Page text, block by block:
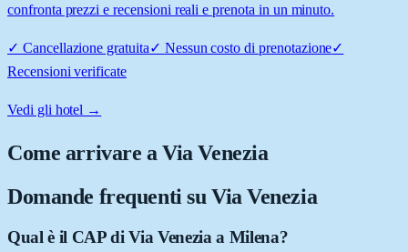
confronta prezzi e recensioni reali e prenota in un minuto.
✓ Cancellazione gratuita✓ Nessun costo di prenotazione✓
Recensioni verificate
Vedi gli hotel →
Come arrivare aVia Venezia
Domande frequenti su Via Venezia
Qual è il CAP di Via Venezia a Milena?